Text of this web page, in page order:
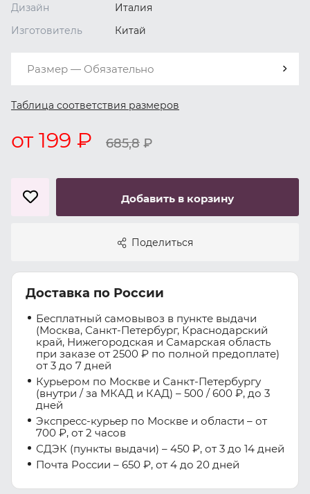
Дизайн
Италия
Изготовитель
Китай
Размер — Обязательно
Таблица соответствия размеров
от 199 ₽ 685,8 ₽
Добавить в корзину
Поделиться
Доставка по России
Бесплатный самовывоз в пункте выдачи
(Москва, Санкт-Петербург, Краснодарский
край, Нижегородская и Самарская область
при заказе от 2500 ₽ по полной предоплате)
от 3 до 7 дней
Курьером по Москве и Санкт-Петербургу
(внутри / за МКАД и КАД) – 500 / 600 ₽, до 3
дней
Экспресс-курьер по Москве и области – от
700 ₽, от 2 часов
СДЭК (пункты выдачи) – 450 ₽, от 3 до 14 дней
Почта России – 650 ₽, от 4 до 20 дней